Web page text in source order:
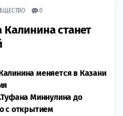
0
станет
меняется в Казани
Миннулина до
с открытием